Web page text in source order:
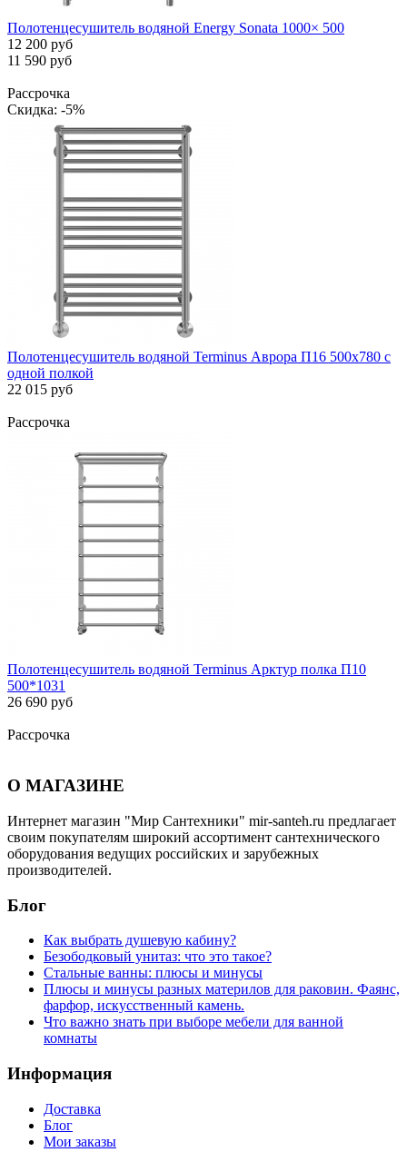
Полотенцесушитель водяной Energy Sonata 1000× 500
12 200 руб
11 590 руб
Рассрочка
Скидка: -5%
Полотенцесушитель водяной Terminus Аврора П16 500x780 с
одной полкой
22 015 руб
Рассрочка
Полотенцесушитель водяной Terminus Арктур полка П10
500*1031
26 690 руб
Рассрочка
О МАГАЗИНЕ
Интернет магазин "Мир Сантехники" mir-santeh.ru предлагает
своим покупателям широкий ассортимент сантехнического
оборудования ведущих российских и зарубежных
производителей.
Блог
Как выбрать душевую кабину?
Безободковый унитаз: что это такое?
Стальные ванны: плюсы и минусы
Плюсы и минусы разных материлов для раковин. Фаянс,
фарфор, искусственный камень.
Что важно знать при выборе мебели для ванной
комнаты
Информация
Доставка
Блог
Мои заказы